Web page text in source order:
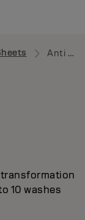
Anti Hair-Loss Shampoo
10 washes